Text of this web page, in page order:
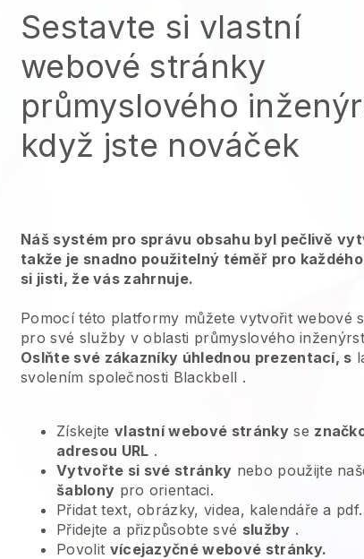
Sestavte si vlastní
webové stránky
průmyslového
když jste nováček
Náš systém pro správu obsahu byl pečlivě
takže je snadno použitelný téměř pro
si jisti, že vás zahrnuje.
Pomocí této platformy můžete vytvořit webové
prosvé služby v oblasti průmyslového
Oslňte své zákazníky úhlednou prezentací, s
svolením společnosti Blackbell .
Získejte vlastní webové stránkyse
adresou URL .
Vytvořte si své stránky nebo použijte
šablony pro orientaci.
Přidat text, obrázky, videa, kalendáře a pdf.
Přidejte a přizpůsobte své služby .
Povolit vícejazyčné webové stránky.